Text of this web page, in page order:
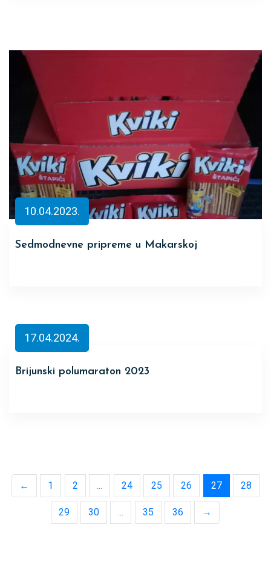
10.04.2023.
Sedmodnevne pripreme u Makarskoj
17.04.2024.
Brijunski polumaraton 2023
← 1 2 ... 24 25 26 27 28
29 30 ... 35 36 →